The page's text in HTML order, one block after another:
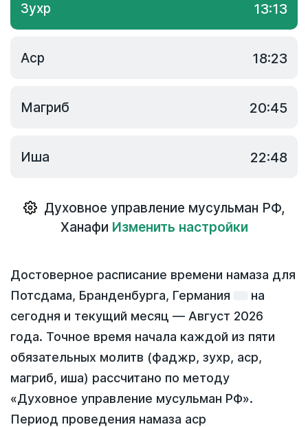
Зухр 13:13
Аср 18:23
Магриб 20:45
Иша 22:48
Духовное управление мусульман РФ,
Ханафи Изменить настройки
Достоверное расписание времени намаза для
Потсдама, Бранденбурга, Германия
на
сегодня и текущий месяц — Август 2026
года. Точное время начала каждой из пяти
обязательных молитв (фаджр, зухр, аср,
магриб, иша) рассчитано по методу
«Духовное управление мусульман РФ».
Период проведения намаза аср